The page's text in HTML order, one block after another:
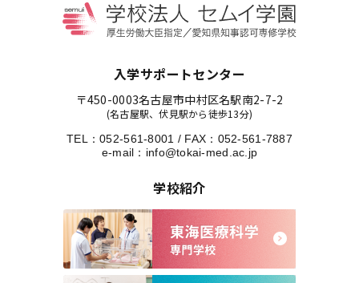
入学サポートセンター
〒450-0003名古屋市中村区名駅南2-7-2
(名古屋駅、伏見駅から徒歩13分)
TEL：052-561-8001 / FAX：052-561-7887
e-mail： info@tokai-med.ac.jp
学校紹介